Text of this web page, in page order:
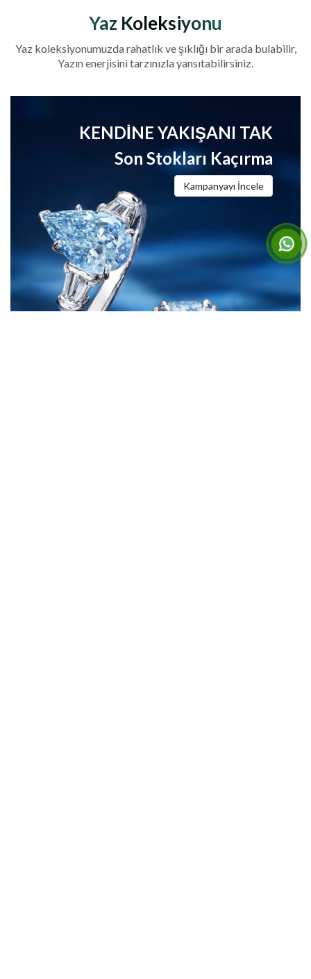
Yaz Koleksiyonu
Yaz koleksiyonumuzda rahatlık ve şıklığı bir arada bulabilir,
Yazın enerjisini tarzınızla yansıtabilirsiniz.
KENDINE YAKIŞANI TAK
Son Stokları Kaçırma
Kampanyayı İncele